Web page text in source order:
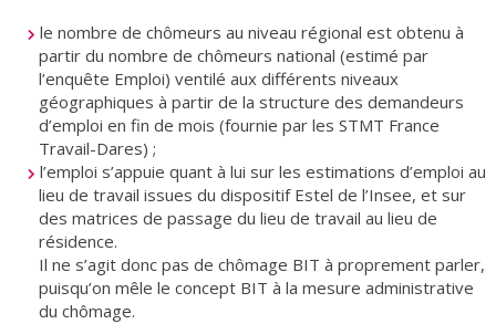
le nombre de chômeurs au niveau régional est obtenu à
partir du nombre de chômeurs national (estimé par
l’enquête Emploi) ventilé aux différents niveaux
géographiques à partir de la structure des demandeurs
d’emploi en fin de mois (fournie par les STMT France
Travail-Dares) ;
l’emploi s’appuie quant à lui sur les estimations d’emploi au
lieu de travail issues du dispositif Estel de l’Insee, et sur
des matrices de passage du lieu de travail au lieu de
résidence.
Il ne s’agit donc pas de chômage BIT à proprement parler,
puisqu’on mêle le concept BIT à la mesure administrative
du chômage.